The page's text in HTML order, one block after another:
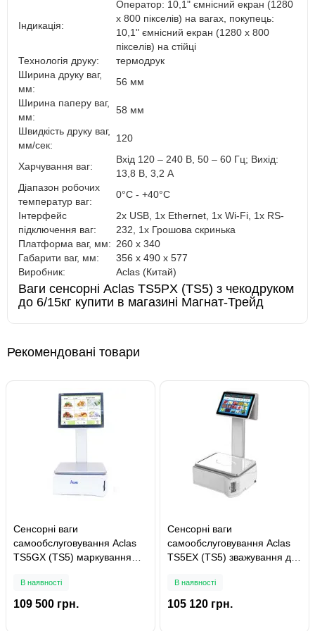
Індикація:
Оператор: 10,1" ємнісний екран (1280
х 800 пікселів) на вагах, покупець:
10,1" ємнісний екран (1280 х 800
пікселів) на стійці
Технологія друку:
термодрук
Ширина друку ваг,
мм:
56 мм
Ширина паперу ваг,
мм:
58 мм
Швидкість друку ваг,
мм/сек:
120
Харчування ваг:
Вхід 120 – 240 В, 50 – 60 Гц; Вихід:
13,8 В, 3,2 А
Діапазон робочих
температур ваг:
0°C - +40°C
Інтерфейс
підключення ваг:
2x USB, 1x Ethernet, 1x Wi-Fi, 1x RS-
232, 1x Грошова скринька
Платформа ваг, мм: 260 x 340
Габарити ваг, мм:
356 x 490 x 577
Виробник:
Aclas (Китай)
Ваги сенсорні Aclas TS5PX (TS5) з чекодруком
до 6/15кг купити в магазині Магнат-Трейд
Рекомендовані товари
Сенсорні ваги
самообслуговування Aclas
TS5GX (TS5) маркування
В наявності
109 500 грн.
Сенсорні ваги
самообслуговування Aclas
TS5EX (TS5) зважування до
В наявності
105 120 грн.